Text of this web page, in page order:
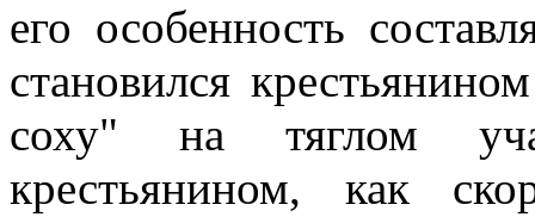
его особенность
становился
соху" на тяглом
крестьянином, как